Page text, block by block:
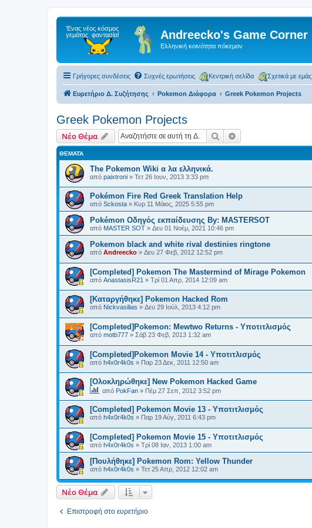
Andreecko's Game Corner
Ελληνική κοινότητα πόκεμον
Γρήγορες συνδέσεις Συχνές ερωτήσεις Κεντρική σελίδα Σχετικά με εμάς
Ευρετήριο Δ. Συζήτησης Pokemon Διάφορα Greek Pokemon Projects
Greek Pokemon Projects
Νέο Θέμα Αναζήτηση
ΘΈΜΑΤΑ
The Pokemon Wiki α λα ελληνικά.
από paixtroni » Τετ 26 Ιουν, 2013 3:33 pm
Pokémon Fire Red Greek Translation Help
από Sckosta » Κυρ 11 Μάιος, 2025 5:55 pm
Pokémon Οδηγός εκπαίδευσης By: MASTERSOT
από MASTER SOT » Δευ 01 Νοέμ, 2021 10:46 pm
Pokemon black and white rival destinies ringtone
από Andreecko » Δευ 27 Φεβ, 2012 12:52 pm
[Completed] Pokemon The Mastermind of Mirage Pokemon
από AnastasisR21 » Τρί 01 Απρ, 2014 12:09 am
[Καταργήθηκε] Pokemon Hacked Rom
από Nickvasilias » Δευ 29 Ιούλ, 2013 4:12 pm
[Completed]Pokemon: Mewtwo Returns - Υποτιτλισμός
από motb777 » Σάβ 23 Φεβ, 2013 1:32 am
[Completed]Pokemon Movie 14 - Υποτιτλισμός
από h4x0r4k0s » Παρ 23 Δεκ, 2011 12:50 am
[Ολοκληρώθηκε] New Pokemon Hacked Game
από PokFan » Πέμ 27 Σεπ, 2012 3:52 pm
[Completed] Pokemon Movie 13 - Υποτιτλισμός
από h4x0r4k0s » Παρ 19 Αύγ, 2011 6:43 pm
[Completed] Pokemon Movie 15 - Υποτιτλισμός
από h4x0r4k0s » Τρί 08 Ιαν, 2013 1:00 am
[Πουλήθηκε] Pokemon Rom: Yellow Thunder
από h4x0r4k0s » Τετ 25 Απρ, 2012 12:02 am
Νέο Θέμα
Επιστροφή στο ευρετήριο